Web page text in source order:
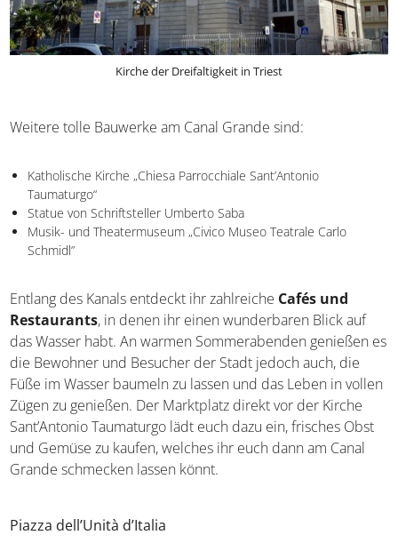
Kirche der Dreifaltigkeit in Triest
Weitere tolle Bauwerke am Canal Grande sind:
Katholische Kirche „Chiesa Parrocchiale Sant’Antonio
Taumaturgo“
Statue von Schriftsteller Umberto Saba
Musik- und Theatermuseum „Civico Museo Teatrale Carlo
Schmidl”
Entlang des Kanals entdeckt ihr zahlreiche Cafés und
Restaurants , in denen ihr einen wunderbaren Blick auf
das Wasser habt. An warmen Sommerabenden genießen
es die Bewohner und Besucher der Stadt jedoch auch,
die Füße im Wasser baumeln zu lassen und das Leben in
vollen Zügen zu genießen. Der Marktplatz direkt vor der
Kirche Sant’Antonio Taumaturgo lädt euch dazu ein,
frisches Obst und Gemüse zu kaufen, welches ihr euch
dann am Canal Grande schmecken lassen könnt.
Piazza dell’Unità d’Italia